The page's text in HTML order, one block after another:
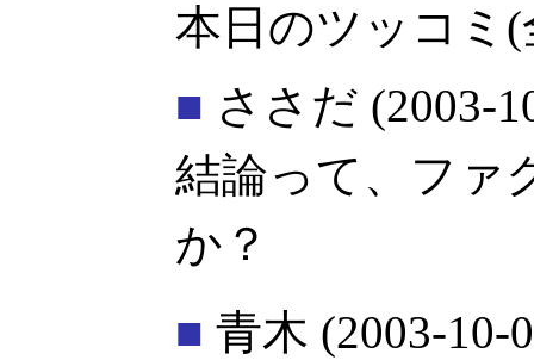
本日のツッコミ(
■ ささだ (2003-
結論って、ファ
か？
■ 青木 (2003-10-